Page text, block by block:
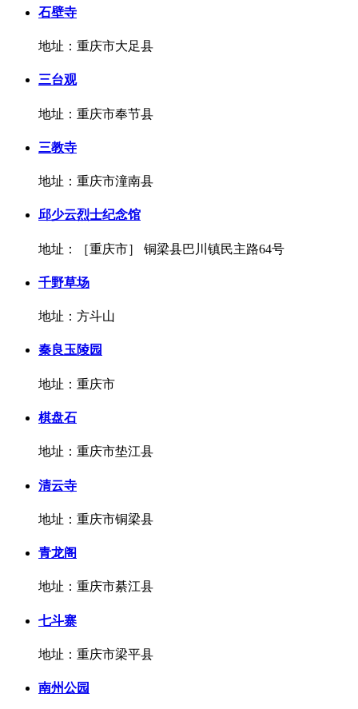
石壁寺
地址：重庆市大足县
三台观
地址：重庆市奉节县
三教寺
地址：重庆市潼南县
邱少云烈士纪念馆
地址：［重庆市］ 铜梁县巴川镇民主路64号
千野草场
地址：方斗山
秦良玉陵园
地址：重庆市
棋盘石
地址：重庆市垫江县
清云寺
地址：重庆市铜梁县
青龙阁
地址：重庆市綦江县
七斗寨
地址：重庆市梁平县
南州公园